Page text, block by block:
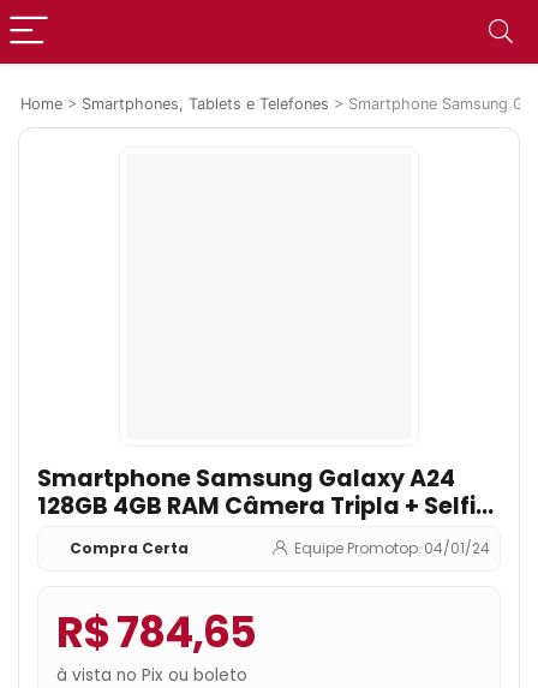
Home > Smartphones, Tablets e Telefones > Smartphone Samsung
Smartphone Samsung Galaxy A24
128GB 4GB RAM Câmera Tripla + Selfie
13MP Octa-Core Tela 6.5″- Preto
Compra Certa Equipe Promotop•04/01/24
R$ 784,65
à vista no Pix ou boleto